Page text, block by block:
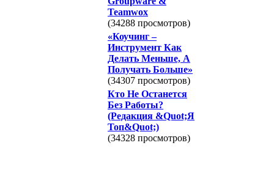
Teamwox
(34288 просмотров)
«Коучинг –
Инструмент Как
Делать Меньше, А
Получать Больше»
(34307 просмотров)
Кто Не Останется
Без Работы?
(Редакция &Quot;Я
Топ&Quot;)
(34328 просмотров)